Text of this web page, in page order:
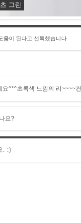
그린
움이 된다고 선택했습니다
요^*^초록색 느낌의 리~~~~
요?